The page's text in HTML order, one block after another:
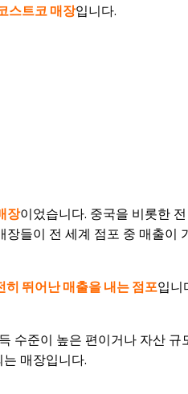
스트코 매장입니다.
장이었습니다. 중국을 비롯한
들이 전 세계 점포 중 매출
히 뛰어난 매출을 내는 점포입니
수준이 높은 편이거나 자산
매장입니다.